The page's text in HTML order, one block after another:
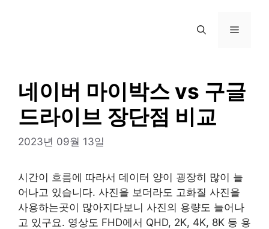
메
네이버 마이박스 vs 구글
드라이브 장단점 비교
2023년 09월 13일
시간이 흐름에 따라서 데이터 양이 굉장히 많이 늘
어나고 있습니다. 사진을 보더라도 고화질 사진을
사용하는곳이 많아지다보니 사진의 용량도 늘어나
고 있구요. 영상도 FHD에서 QHD, 2K, 4K, 8K 등 용